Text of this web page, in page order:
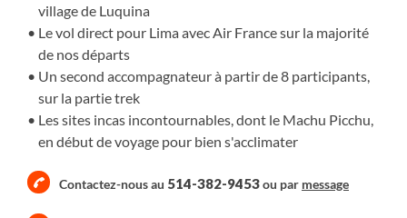
village de Luquina
Le vol direct pour Lima avec Air France sur la majorité
de nos départs
Un second accompagnateur à partir de 8 participants,
sur la partie trek
Les sites incas incontournables, dont le Machu Picchu,
en début de voyage pour bien s'acclimater
Contactez-nous au 514-382-9453ou par message